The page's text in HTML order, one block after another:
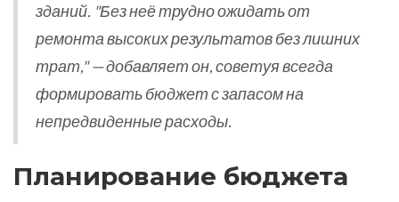
зданий. "Без неё трудно ожидать от
ремонта высоких результатов без лишних
трат," — добавляет он, советуя всегда
формировать бюджет с запасом на
непредвиденные расходы.
Планирование бюджета